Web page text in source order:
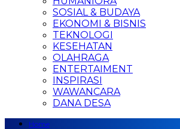
SOSIAL & BUDAYA
EKONOMI & BISNIS
TEKNOLOGI
KESEHATAN
OLAHRAGA
ENTERTAIMENT
INSPIRASI
WAWANCARA
DANA DESA
Home